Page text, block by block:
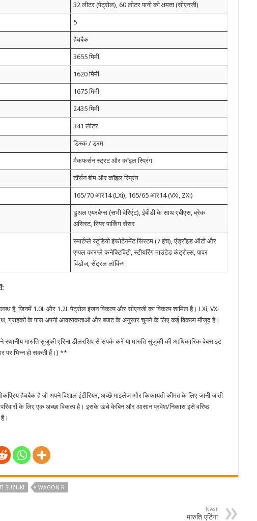
32 लीटर (पेट्रोल), 60 लीटर पानी की क्षमता (सीएनजी)
5
हैचबैक
3655 मिमी
1620 मिमी
1675 मिमी
2435 मिमी
341 लीटर
डिस्क / ड्रम
मैकफर्सन स्ट्रट और कॉइल स्प्रिंग
टॉर्सन बीम और कॉइल स्प्रिंग
165/70 आर14 (LXi), 165/65 आर14 (VXi, ZXi)
डुअल एयरबैग्स (सभी वेरिएंट), ईबीडी के साथ एबीएस, ब्रेक
असिस्ट, रियर पार्किंग सेंसर
स्मार्टप्ले स्टूडियो इंफोटेनमेंट सिस्टम (7 इंच), एंड्रॉइड ऑटो और
एप्पल कारप्ले कनेक्टिविटी, स्टीयरिंग माउंटेड कंट्रोल्स, पावर
विंडोज, सेंट्रल लॉकिंग
है, जिनमें 1.0L और 1.2L पेट्रोल इंजन विकल्प और सीएनजी का विकल्प शामिल है। LXi, VXi
ग्राहकों के पास अपनी आवश्यकताओं और बजट के अनुसार चुनने के लिए कई विकल्प मौजूद हैं।
मारुति सुजुकी एरिना डीलरशिप से संपर्क करें या मारुति सुजुकी की आधिकारिक वेबसाइट
पर भिन्न हो सकती हैं।) **
हैचबैक है जो अपने विशाल इंटीरियर, अच्छे माइलेज और किफायती कीमत के लिए जानी जाती
के लिए एक अच्छा विकल्प है। इसके ऊंचे केबिन और आसान प्रवेश/निकास इसे वरिष्ठ
SUZUKI WAGON R
Next
मारुति एर्टिगा